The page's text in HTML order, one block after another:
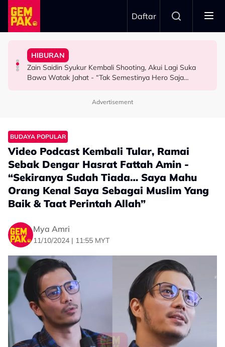
Skip to main content
Daftar
HIBURAN
“Ramai Pihak Dekati Saya, Jaclyn Victor & Ning Baizura
Untuk…” - Shila Amzah
HIBURAN
Zain Saidin Syukur Kembali Shooting, Akui Lagi Suka
Bawa Watak Jahat - “Tak Semestinya Hero Saja
GAYA HIDUP
MPO Beri Penghormatan Untuk Alfonso Soliano Di
Dewan Filharmonik Petronas
HIBURAN
“Harapnya Tahun Ini Terakhir La Untuk Saya…” - Ezzanie
Jasny
Advertisement
BUDAYA POPULAR
Video Podcast Kembali Tular, Ramai
Sebak Dengar Hasrat Fattah Amin -
“Sekiranya Sudah Tiada… Saya Mahu
Orang Kenal Saya Sebagai Muslim Yang
Baik & Taat Perintah Allah”
Mya Amri
11/10/2024 | 11:55 MYT